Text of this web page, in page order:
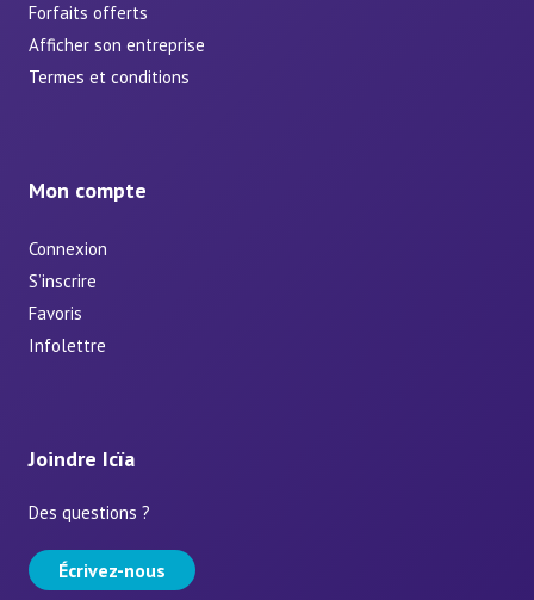
Forfaits offerts
Afficher son entreprise
Termes et conditions
Mon compte
Connexion
S’inscrire
Favoris
Infolettre
Joindre Icïa
Des questions ?
Écrivez-nous